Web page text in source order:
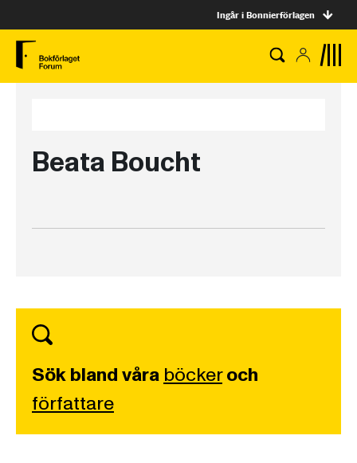
Ingår i Bonnierförlagen
Beata Boucht
Sök bland våra böckeroch
författare